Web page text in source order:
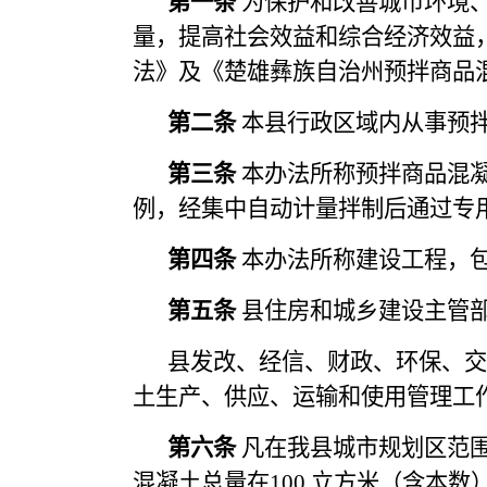
量，提高社会效益和综合经济效
法》及《楚雄彝族自治州预拌商
第二条本县行政区域内从事预
第三条本办法所称预拌商品混
例，经集中自动计量拌制后通过
第四条本办法所称建设工程，
第五条县住房和城乡建设主管
县发改、经信、财政、环保、
土生产、供应、运输和使用管理工
第六条凡在我县城市规划区范